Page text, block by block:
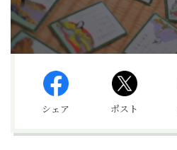
シェア ポスト